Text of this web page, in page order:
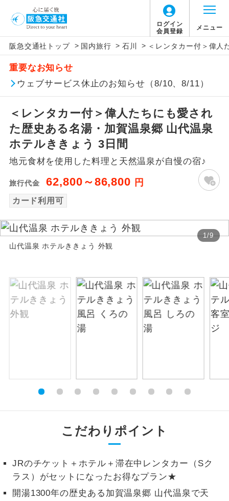
ログイン
会員登録
メニュー
阪急交通社トップ > 国内旅行 > 石川 > ＜レンタカー付＞偉人
重要なお知らせ
ウェブサービス休止のお知らせ（8/10、8/11）
＜レンタカー付＞偉人たちにも愛され
た歴史ある名湯・加賀温泉郷 山代温泉
ホテルききょう 3日間
地元食材を使用した料理と天然温泉が自慢の宿♪
旅行代金 62,800～86,800 円
カード利用可
1/9
山代温泉 ホテルききょう 外観
こだわりポイント
JRのチケット＋ホテル＋滞在中レンタカー（Sク
ラス）がセットになったお得なプラン★
開湯1300年の歴史ある加賀温泉郷 山代温泉で天
アイコン 説明
添乗員同行
往路出発空港（駅）から復路到着空港
（駅）まで同行します。
現地添乗員同
行
現地到着空港（駅）から最終日出発空港
（駅）まで添乗員が同行します。
バスガイド乗
務
バスガイドが乗務し、車内での観光案内
があります。
新コース 初登場のコースです。
然遺産を訪ねるコースです。
絶景 絶景スポットに立ち寄るコースです。
温泉 温泉地にも宿泊するコースです。
露天風呂
ご宿泊ホテルに露天風呂が付いていま
す。
お部屋食
1名様催行
1名様から出発可能な個人型プランで